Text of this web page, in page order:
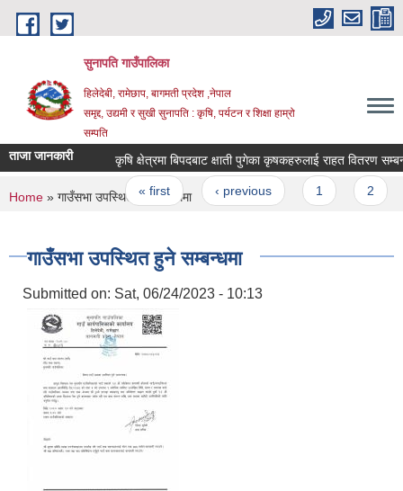
Skip to main content
सुनापति गाउँपालिका
हिलेदेबी, रामेछाप, बागमती प्रदेश ,नेपाल
समृद्द, उद्यमी र सुखी सुनापति : कृषि, पर्यटन र शिक्षा हाम्रो
सम्पति
ताजा जानकारी कृषि क्षेत्रमा बिपदबाट क्षाती पुगेका कृषकहरुलाई राहत वितरण
Pages
« first ‹ previous
You are here
Home » गाउँसभा उपस्थित हुने सम्बन्धमा
गाउँसभा उपस्थित हुने सम्बन्धमा
Submitted on: Sat, 06/24/2023 - 10:13